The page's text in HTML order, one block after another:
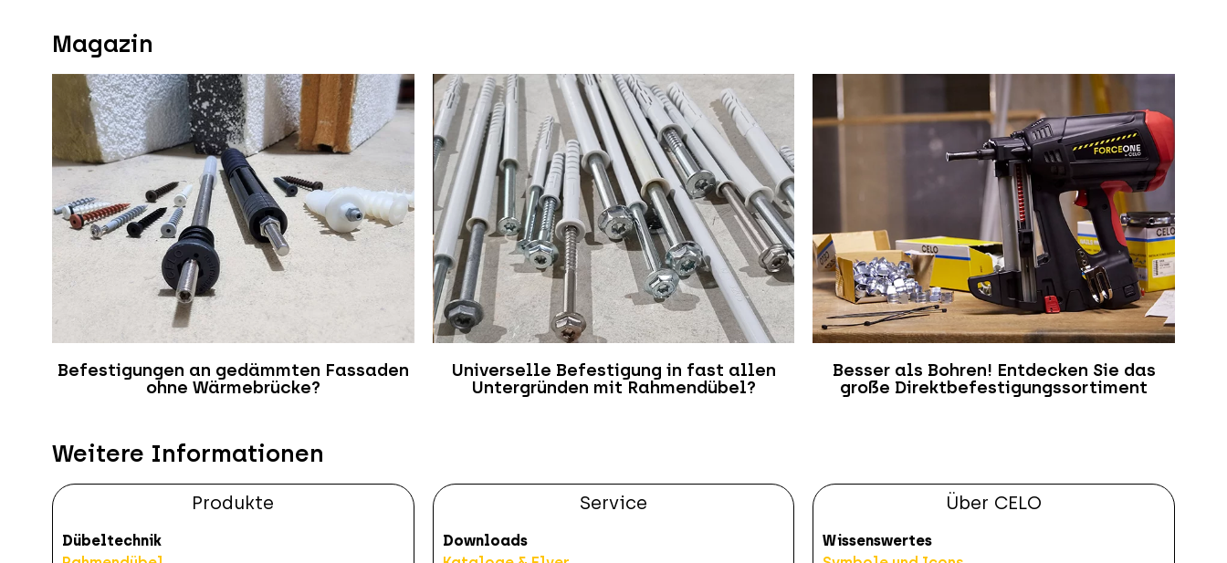
Magazin
Befestigungen an gedämmten Fassaden
ohne Wärmebrücke?
Universelle Befestigung in fast allen
Untergründen mit Rahmendübel?
Besser als Bohren! Entdecken Sie das
große Direktbefestigungssortiment
Weitere Informationen
Produkte
Dübeltechnik
Service
Downloads
Über CELO
Wissenswertes